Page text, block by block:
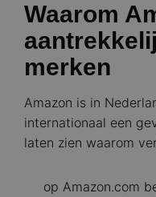
Waarom
merken
Amazon is in
internationaal een
laten zien waarom
op Amazon.com